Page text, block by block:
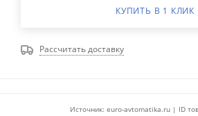
КУПИТЬ В 1 КЛИК
Рассчитать доставку
Источник: euro-avtomatika.ru | ID